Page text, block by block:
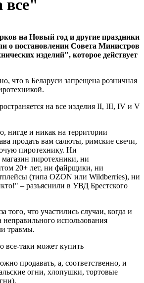
все"
на Новый год и другие праздники
о постановлении Совета Министров
изделий", которое действует
что в Беларуси запрещена розничная
на все изделия II, III, IV и V
нигде и никак на территории
продать вам салюты, римские свечи,
пиротехнику. Ни
пиротехники, ни
20+ лет, ни файрщики, ни
(типа OZON или Wildberries), ни
– разъяснили в УВД Брестского
того, что участились случаи, когда и
неправильного использования
травмы.
все-таки может купить
продавать, а, соответственно, и
огни, хлопушки, тортовые